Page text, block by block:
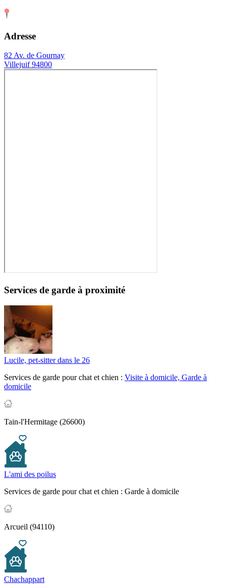
Adresse
82 Av. de Gournay
Villejuif 94800
Services de garde à proximité
Lucile, pet-sitter dans le 26
Services de garde pour chat et chien : Visite à domicile, Garde à
domicile
Tain-l'Hermitage (26600)
L'ami des poilus
Services de garde pour chat et chien : Garde à domicile
Arcueil (94110)
Chachappart